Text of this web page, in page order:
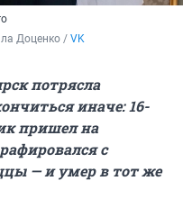
Доценко / VK
потрясла
иначе: 16-
пришел на
с
— и умер в тот же